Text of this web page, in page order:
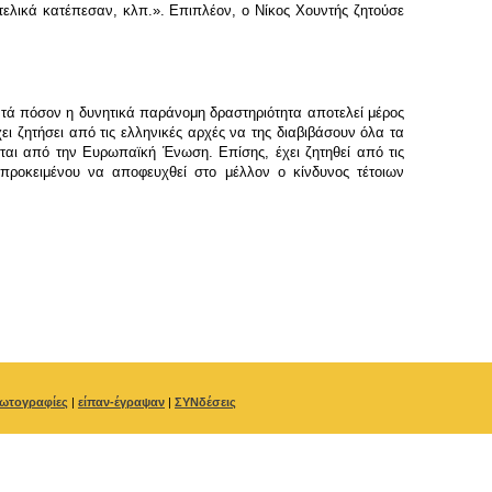
κατέπεσαν, κλπ.». Επιπλέον, ο Νίκος Χουντής ζητούσε
πόσον η δυνητικά παράνομη δραστηριότητα αποτελεί μέρος
από τις ελληνικές αρχές να της διαβιβάσουν όλα τα
από την Ευρωπαϊκή Ένωση. Επίσης, έχει ζητηθεί από τις
να αποφευχθεί στο μέλλον ο κίνδυνος τέτοιων
| είπαν-έγραψαν | ΣΥΝδέσεις